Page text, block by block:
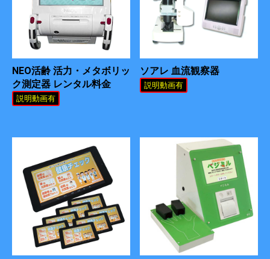
NEO活齢 活力・メタボリッ
ク測定器 レンタル料金
説明動画有
ソアレ 血流観察器
説明動画有